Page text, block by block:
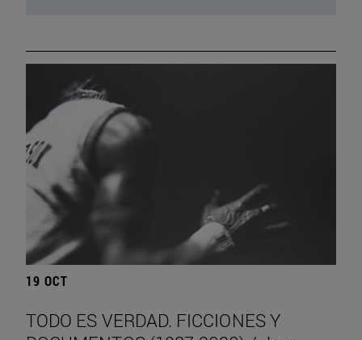
19 OCT
TODO ES VERDAD. FICCIONES Y